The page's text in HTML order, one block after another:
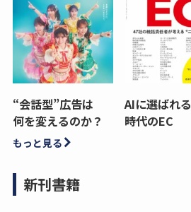
“会話型”広告は
何を変えるのか？
AIに選ばれる
時代のEC
もっと見る
新刊書籍